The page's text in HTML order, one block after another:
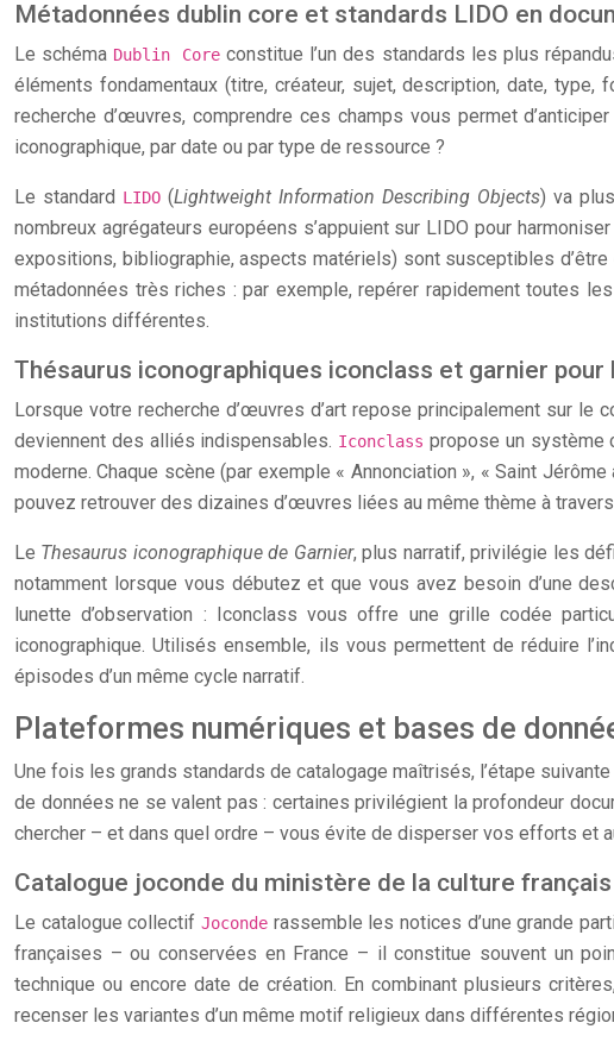
Métadonnées dublin core et standards LIDO en
Le schéma Dublin Coreconstitue l’un des standards les plus
éléments fondamentaux (titre, créateur, sujet, description, date,
recherche d’œuvres, comprendre ces champs vous permet
iconographique, par date ou par type de ressource ?
Le standard LIDO (Lightweight Information Describing Objects) va
nombreux agrégateurs européens s’appuient sur LIDO pour
expositions, bibliographie, aspects matériels) sont susceptibles
métadonnées très riches : par exemple, repérer rapidement toutes
institutions différentes.
Thésaurus iconographiques iconclass et garnier pour
Lorsque votre recherche d’œuvres d’art repose principalement sur
deviennent des alliés indispensables. Iconclass propose un système
moderne. Chaque scène (par exemple « Annonciation », « Saint
pouvez retrouver des dizaines d’œuvres liées au même thème à
Le Thesaurus iconographique de Garnier, plus narratif, privilégie les
notamment lorsque vous débutez et que vous avez besoin d’une
lunette d’observation : Iconclass vous offre une grille codée
iconographique. Utilisés ensemble, ils vous permettent de réduire
épisodes d’un même cycle narratif.
Plateformes numériques et bases de
Une fois les grands standards de catalogage maîtrisés, l’étape
de données ne se valent pas : certaines privilégient la profondeur
chercher – et dans quel ordre – vous évite de disperser vos efforts et
Catalogue joconde du ministère de la culture français
Le catalogue collectifJoconde rassemble les notices d’une grande
françaises – ou conservées en France – il constitue souvent un
technique ou encore date de création. En combinant plusieurs
recenser les variantes d’un même motif religieux dans différentes